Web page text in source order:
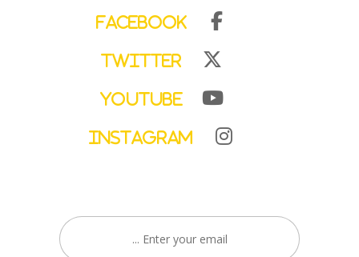
Facebook
Twitter
YouTube
Instagram